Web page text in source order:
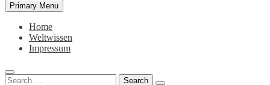
Primary Menu
Home
Weltwissen
Impressum
Search